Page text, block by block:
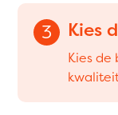
3 Kies
Kies de